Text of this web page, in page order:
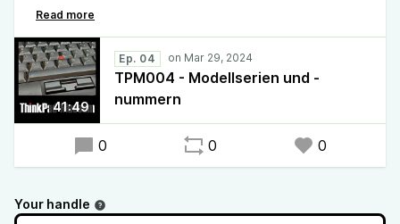
nummern zu erkennen ist. So wurde mit neuen
Ideen experimentiert und manche Serie nach
kurzer Zeit wieder eingestellt. Einige Details
finden sich jedoch in aktuellen Geräten wieder.
Verschiedene neue ThinkPads der L-Serie wurden
vorgestellt und aufgetauchte Produktblätter
41:49
Ep. 04
TPM004 - Modellserien und -
nummern
0 0 0
Your handle